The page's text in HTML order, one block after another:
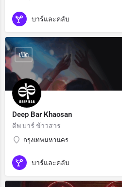
บาร์และคลับ
Deep Bar Khaosan
ดีพ บาร์ ข้าวสาร
กรุงเทพมหานคร
เปิด
บาร์และคลับ